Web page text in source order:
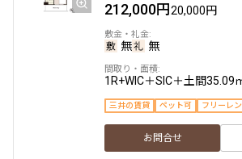
212,000円20,000円
無 無
1R+WIC＋SIC＋土間35.09
三井の賃貸 ペット可 フリーレ
お問合せ